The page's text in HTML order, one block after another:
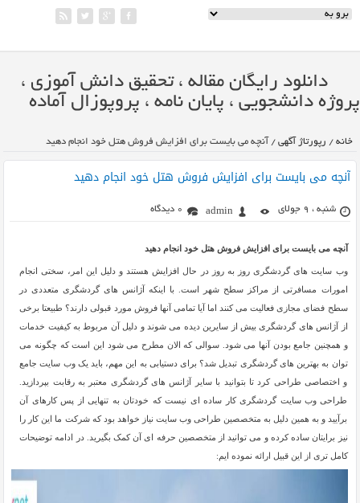
دانلود رایگان مقاله ، تحقیق دانش آموزی ،
پروژه دانشجویی ، پایان نامه ، پروپوزال آماده
خانه / رپورتاژ آگهی / آنچه می بایست برای افزایش فروش هتل خود انجام دهید
آنچه می بایست برای افزایش فروش هتل خود انجام دهید
شنبه ، 9 جولای admin 0 دیدگاه
آنچه می بایست برای افزایش فروش هتل خود انجام دهید
وب سایت های گردشگری روز به روز در حال افزایش هستند و دلیل این امر، سختی انجام
امورات مسافرتی از مراکز سطح شهر است. با اینکه آژانس های گردشگری متعددی در
سطح فضای مجازی فعالیت می کنند اما آیا تمامی آنها فروش مورد قبولی دارند؟ طبیعتا برخی
از آژانس های گردشگری بیش از سایرین دیده می شوند و دلیل آن مربوط به کیفیت خدمات
و همچنین جامع بودن آنها می شود. سوالی که الان مطرح می شود این است که چگونه می
توان به بهترین های گردشگری تبدیل شد؟ برای دستیابی به این مهم، باید یک وب سایت جامع
و اختصاصی طراحی کرد تا بتوانید با سایر آژانس های گردشگری معتبر به رقابت بپردازید.
طراحی وب سایت گردشگری کار ساده ای نیست که خودتان به تنهایی از پس کارهای آن
برآیید و به همین دلیل به متخصصین طراحی وب سایت نیاز خواهد بود که شرکت ما این کار را
نیز برایتان ساده کرده و می توانید از متخصصین حرفه ای آن کمک بگیرید. در ادامه توضیحات
کامل تری از این قبیل ارائه نموده ایم: